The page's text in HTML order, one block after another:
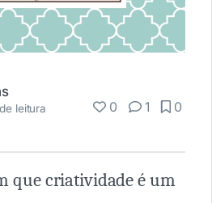
leitura 0 1 0
que criatividade é um